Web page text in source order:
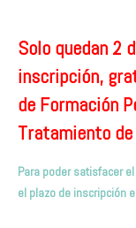
Solo quedan 2
inscripción,
de Formación
Tratamiento
Para poder satisfacer
el plazo de inscripción